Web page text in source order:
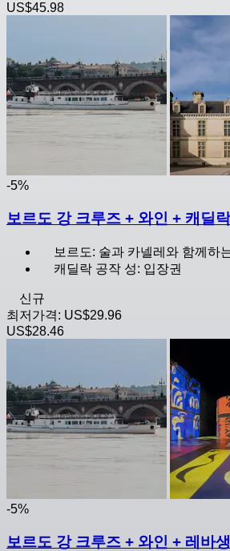
US$45.98
-5%
보르도 강 크루즈 + 와인 + 캐딜
보르도: 술과 카넬레와 함께하
캐딜락 공작 성: 입장권
신규
최저가격: US$29.96
US$28.46
-5%
보르도 강 크루즈 + 와인 + 레바